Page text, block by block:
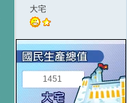
王國
大宅
1451